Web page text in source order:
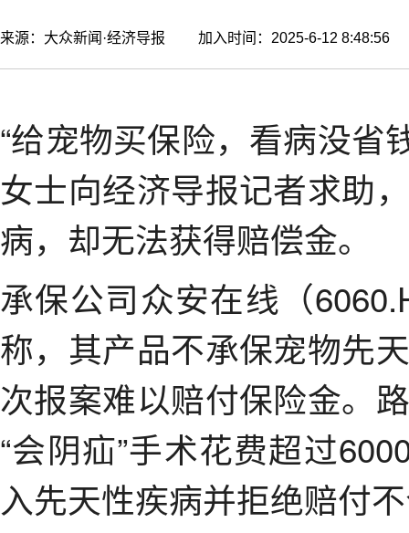
来源：大众新闻·经济导报 加入时间：2025-6-12
“给宠物买保险，看病没省
女士向经济导报记者求助
病，却无法获得赔偿金。
承保公司众安在线（
称，其产品不承保宠物先
次报案难以赔付保险金。
“会阴疝”手术花费超过
入先天性疾病并拒绝赔付